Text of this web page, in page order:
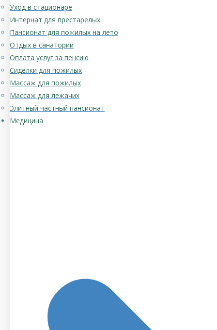
Уход в стационаре
Интернат для престарелых
Пансионат для пожилых на лето
Отдых в санатории
Оплата услуг за пенсию
Сиделки для пожилых
Массаж для пожилых
Массаж для лежачих
Элитный частный пансионат
Медицина